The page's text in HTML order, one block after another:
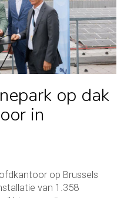
op dak
in
op Brussels
van 1.358